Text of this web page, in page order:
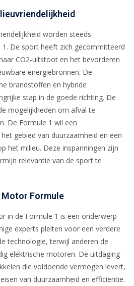
worden steeds
De sport heeft zich gecommitteerd
CO2-uitstoot en het bevorderen
energiebronnen. De
brandstoffen en hybride
stap in de goede richting. De
mogelijkheden om afval te
De Formule 1 wil een
gebied van duurzaamheid en een
het milieu. Deze inspanningen zijn
relevantie van de sport te
Motor Formule
in de Formule 1 is een onderwerp
experts pleiten voor een verdere
technologie, terwijl anderen de
elektrische motoren. De uitdaging
die voldoende vermogen levert,
van duurzaamheid en efficiëntie.